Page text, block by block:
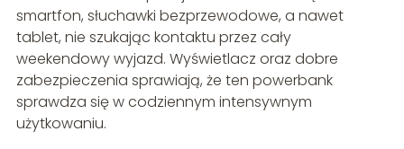
smartfon, słuchawki bezprzewodowe, a nawet
tablet, nie szukając kontaktu przez cały
weekendowy wyjazd. Wyświetlacz oraz dobre
zabezpieczenia sprawiają, że ten powerbank
sprawdza się w codziennym intensywnym
użytkowaniu.